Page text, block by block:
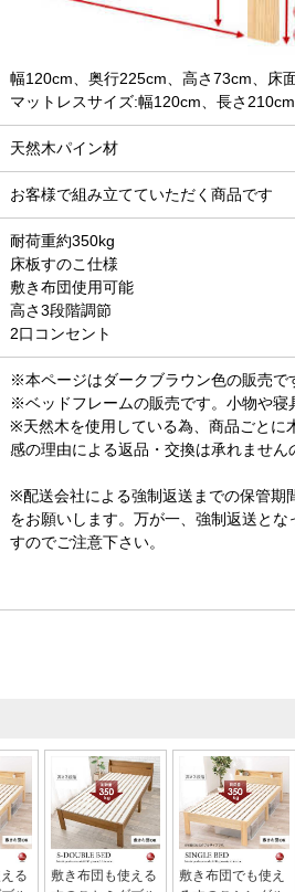
幅120cm、奥行225cm、高さ73cm、床
マットレスサイズ:幅120cm、長さ
天然木パイン材
お客様で組み立てていただく商品です
耐荷重約350kg
床板すのこ仕様
敷き布団使用可能
高さ3段階調節
2口コンセント
※本ページはダークブラウン色の販売で
※ベッドフレームの販売です。小物や寝
※天然木を使用している為、商品ごとに
感の理由による返品・交換は承れません
※配送会社による強制返送までの保管期
をお願いします。万が一、強制返送と
すのでご注意下さい。
る
敷き布団も使える
敷き布団でも使え